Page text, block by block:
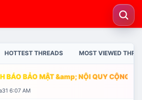
HOTTEST THREADS MOST VIEWED
BÁO BẢO MẬT &amp; NỘI QUY CỘNG
6:07 AM